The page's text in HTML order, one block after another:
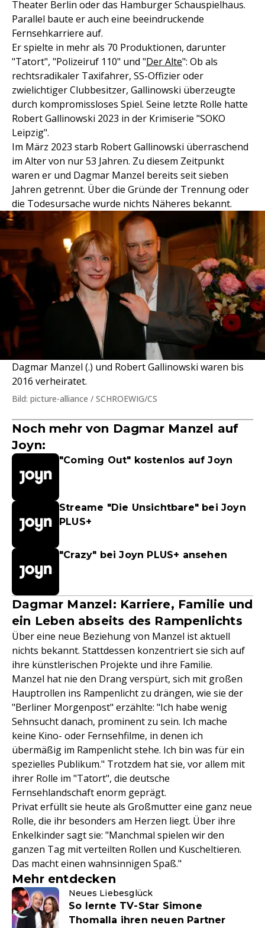
Theater Berlin oder das Hamburger Schauspielhaus.
Parallel baute er auch eine beeindruckende
Fernsehkarriere auf.
Er spielte in mehr als 70 Produktionen, darunter
"Tatort", "Polizeiruf 110" und "Der Alte": Ob als
rechtsradikaler Taxifahrer, SS-Offizier oder
zwielichtiger Clubbesitzer, Gallinowski überzeugte
durch kompromissloses Spiel. Seine letzte Rolle hatte
Robert Gallinowski 2023 in der Krimiserie "SOKO
Leipzig".
Im März 2023 starb Robert Gallinowski überraschend
im Alter von nur 53 Jahren. Zu diesem Zeitpunkt
waren er und Dagmar Manzel bereits seit sieben
Jahren getrennt. Über die Gründe der Trennung oder
die Todesursache wurde nichts Näheres bekannt.
Dagmar Manzel (.) und Robert Gallinowski waren bis
2016 verheiratet.
Bild: picture-alliance / SCHROEWIG/CS
Noch mehr von Dagmar Manzel auf
Joyn:
"Coming Out" kostenlos auf Joyn
Streame "Die Unsichtbare" bei Joyn
PLUS+
"Crazy" bei Joyn PLUS+ ansehen
Dagmar Manzel: Karriere, Familie und
ein Leben abseits des Rampenlichts
Über eine neue Beziehung von Manzel ist aktuell
nichts bekannt. Stattdessen konzentriert sie sich auf
ihre künstlerischen Projekte und ihre Familie.
Manzel hat nie den Drang verspürt, sich mit großen
Hauptrollen ins Rampenlicht zu drängen, wie sie der
"Berliner Morgenpost" erzählte: "Ich habe wenig
Sehnsucht danach, prominent zu sein. Ich mache
keine Kino- oder Fernsehfilme, in denen ich
übermäßig im Rampenlicht stehe. Ich bin was für ein
spezielles Publikum." Trotzdem hat sie, vor allem mit
ihrer Rolle im "Tatort", die deutsche
Fernsehlandschaft enorm geprägt.
Privat erfüllt sie heute als Großmutter eine ganz neue
Rolle, die ihr besonders am Herzen liegt. Über ihre
Enkelkinder sagt sie: "Manchmal spielen wir den
ganzen Tag mit verteilten Rollen und Kuscheltieren.
Das macht einen wahnsinnigen Spaß."
Mehr entdecken
Neues Liebesglück
So lernte TV-Star Simone
Thomalla ihren neuen Partner